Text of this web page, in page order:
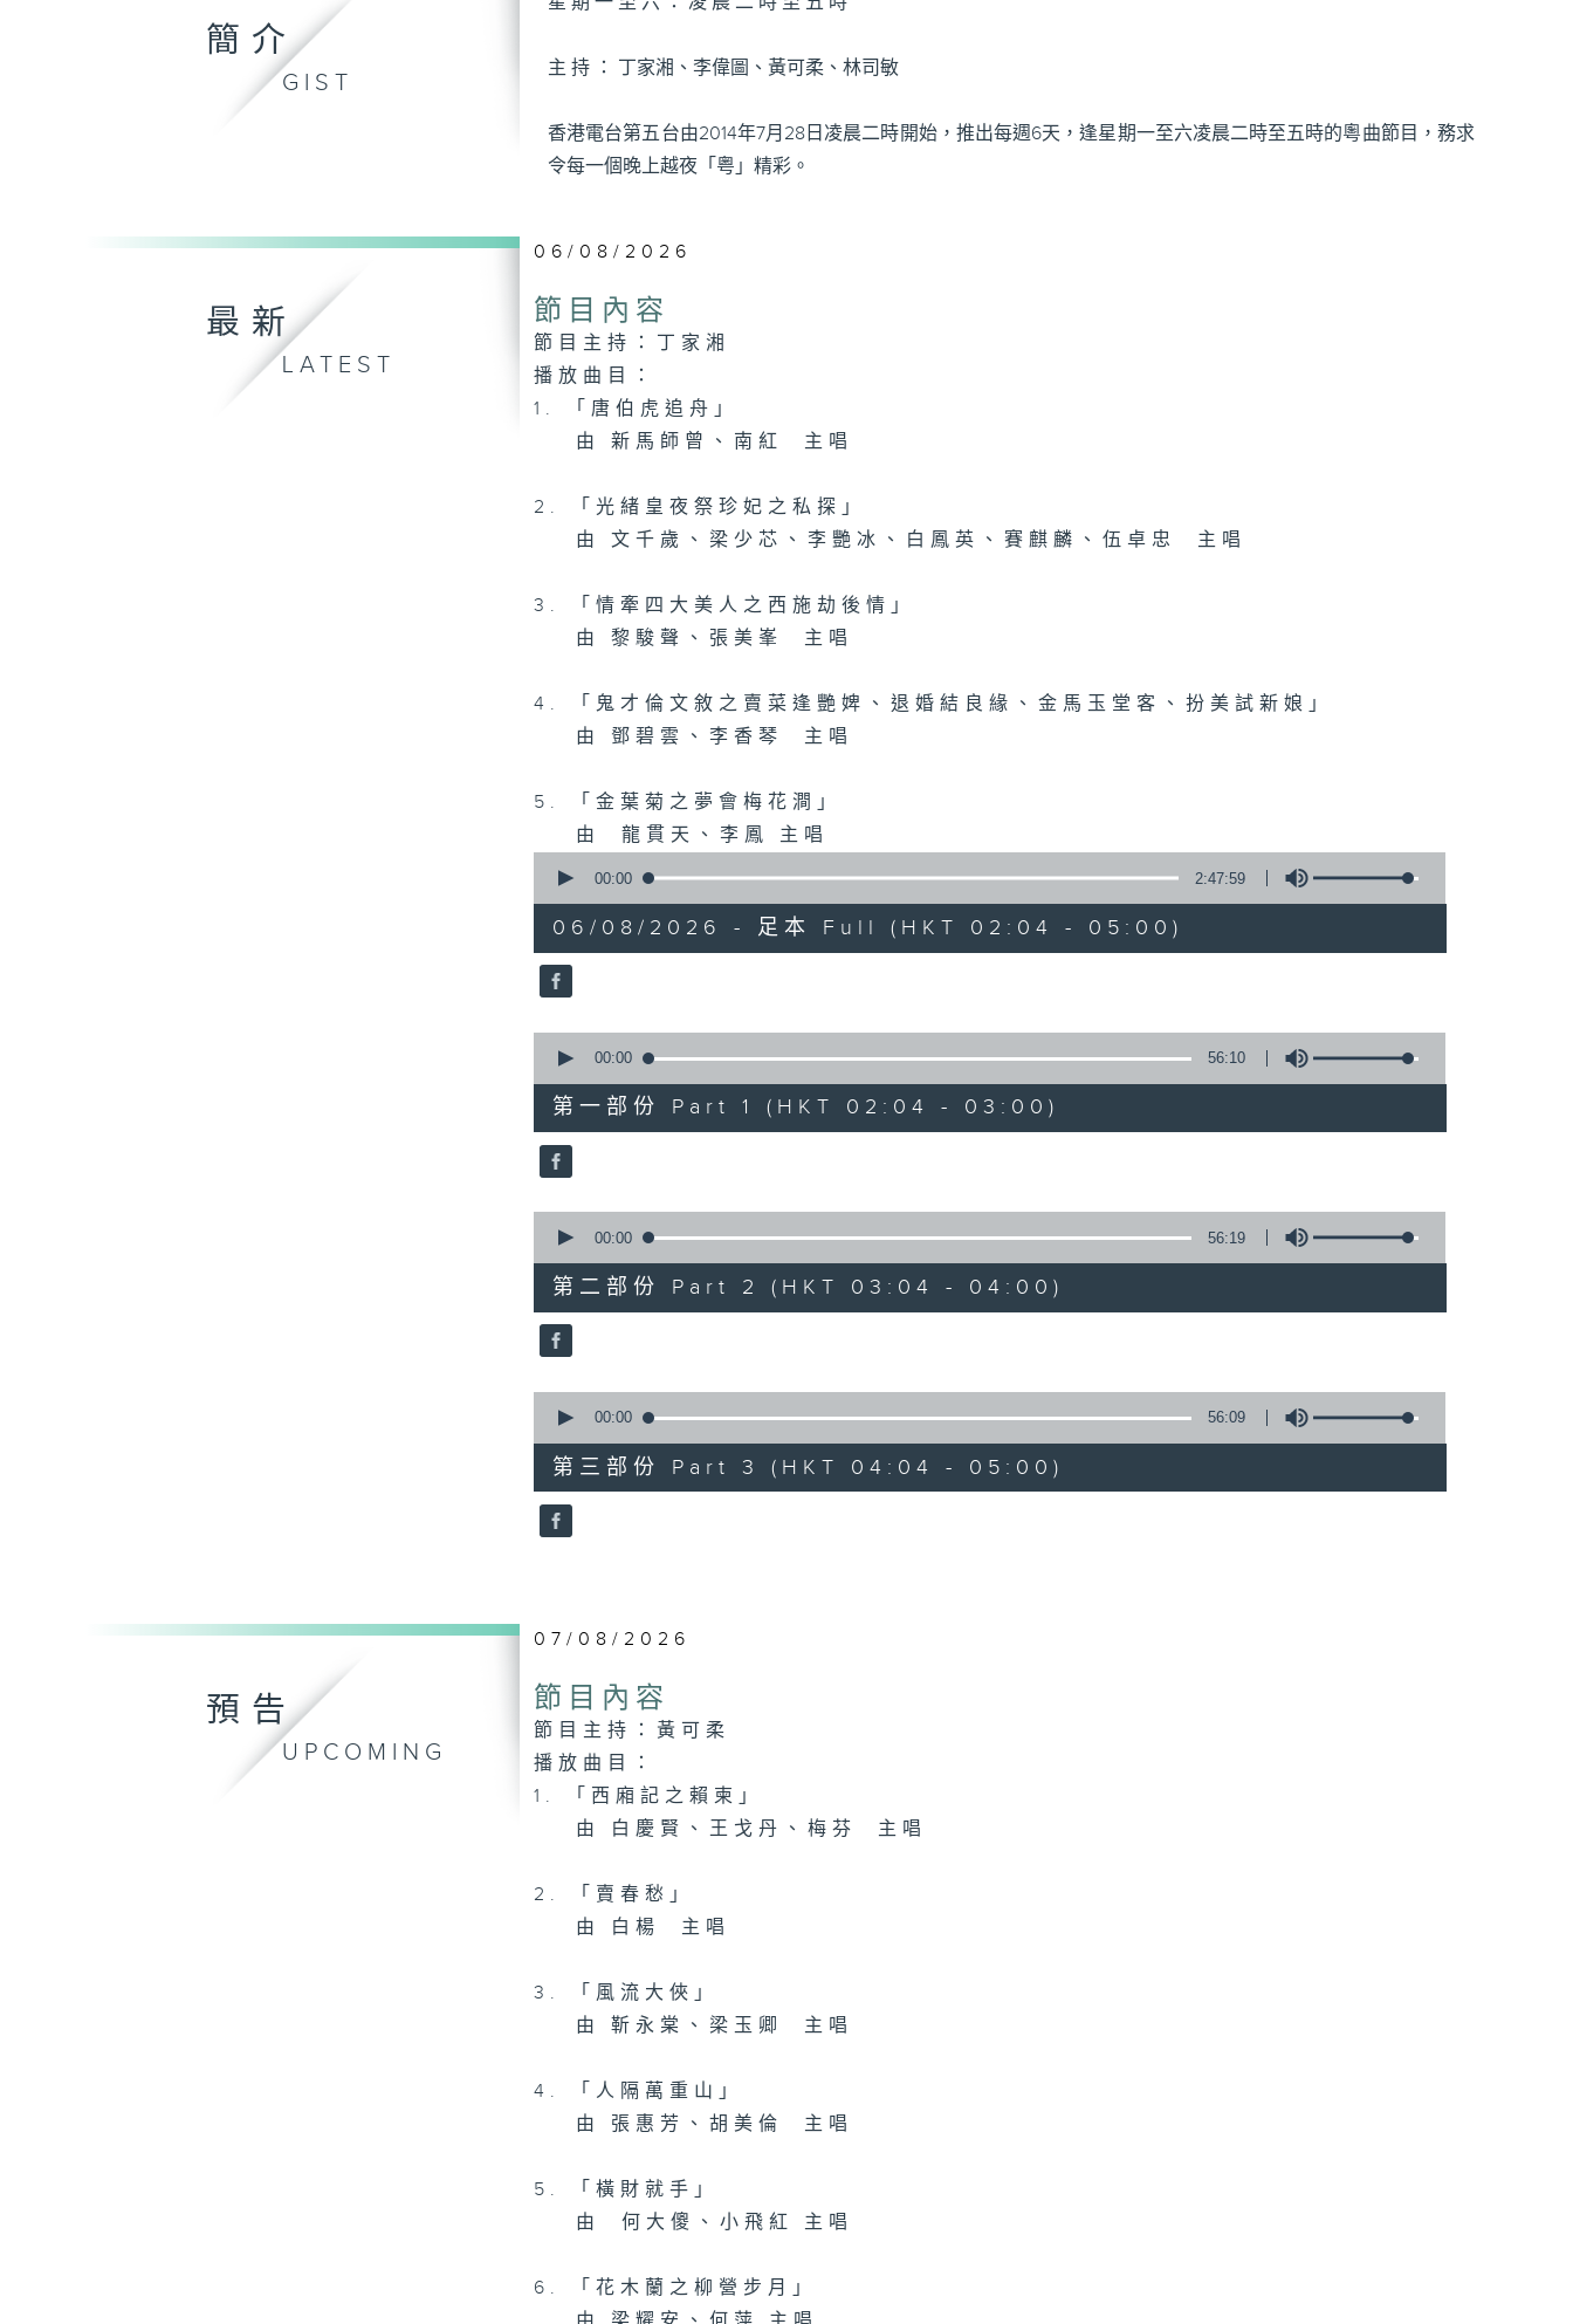
簡介
GIST
主 持 ： 丁家湘、李偉圖、黃可柔、林司敏
香港電台第五台由2014年7月28日凌晨二時開始，推出每週6天，逢星期一至六凌晨二時至五時的粵曲節目，務求
令每一個晚上越夜「粤」精彩。
最新
LATEST
06/08/2026
節目內容
節目主持：丁家湘
播放曲目：
1. 「唐伯虎追舟」
由 新馬師曾、南紅 主唱
2. 「光緒皇夜祭珍妃之私探」
由 文千歲、梁少芯、李艷冰、白鳳英、賽麒麟、伍卓忠 主唱
3. 「情牽四大美人之西施劫後情」
由 黎駿聲、張美峯 主唱
4. 「鬼才倫文敘之賣菜逢艷婢、退婚結良緣、金馬玉堂客、扮美試新娘」
由 鄧碧雲、李香琴 主唱
5. 「金葉菊之夢會梅花澗」
由 龍貫天、李鳳 主唱
seconds
hours,
47
minutes,
59
90%
00:00 2:47:59
06/08/2026 - 足本 Full (HKT 02:04 - 05:00)
seconds
56
minutes,
10
seconds
90%
00:00 56:10
第一部份 Part 1 (HKT 02:04 - 03:00)
seconds
56
minutes,
19
seconds
90%
00:00 56:19
第二部份 Part 2 (HKT 03:04 - 04:00)
seconds
56
minutes,
9
seconds
90%
00:00 56:09
第三部份 Part 3 (HKT 04:04 - 05:00)
預告
UPCOMING
07/08/2026
節目內容
節目主持：黃可柔
播放曲目：
1. 「西廂記之賴柬」
由 白慶賢、王戈丹、梅芬 主唱
2. 「賣春愁」
由 白楊 主唱
3. 「風流大俠」
由 靳永棠、梁玉卿 主唱
4. 「人隔萬重山」
由 張惠芳、胡美倫 主唱
5. 「橫財就手」
由 何大傻、小飛紅 主唱
6. 「花木蘭之柳營步月」